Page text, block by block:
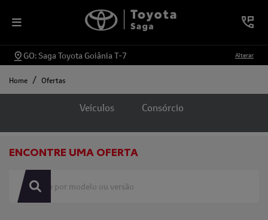
GO: Saga Toyota Goiânia T-7 Alterar
Home Ofertas
Veículos Consórcio
Ofertas
ENCONTRE UMA OFERTA